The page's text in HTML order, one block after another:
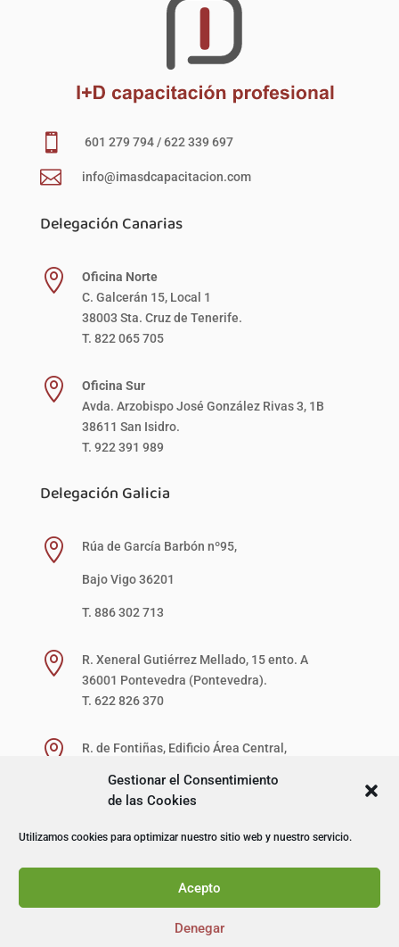
Gestionar el Consentimiento
de las Cookies
Utilizamos cookies para optimizar nuestro sitio web y nuestro servicio.
Acepto
Denegar
 601 279 794 / 622 339 697
 info@imasdcapacitacion.com
Delegación Canarias

Oficina Norte
C. Galcerán 15, Local 1
38003 Sta. Cruz de Tenerife.
T. 822 065 705

Oficina Sur
Avda. Arzobispo José González Rivas 3, 1B
38611 San Isidro.
T. 922 391 989
Delegación Galicia
 Rúa de García Barbón nº95,
Bajo Vigo 36201
T. 886 302 713

R. Xeneral Gutiérrez Mellado, 15 ento. A
36001 Pontevedra (Pontevedra).
T. 622 826 370

R. de Fontiñas, Edificio Área Central,
15707 Santiago de Compostela (A Coruña).
T. 622 867 621
© I+D Capacitación Profesional